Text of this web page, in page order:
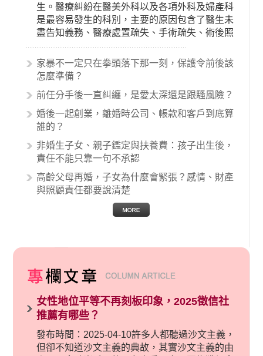
生。醫療糾紛在醫美外科以及各項外科及婦產科
是最容易發生的科別，主要的原因包含了醫生未
盡告知義務、醫療處置疏失、手術疏失、術後照
顧失當、醫療費用的收取。雖然醫學進步，但醫
生與病患之間引起的糾紛還是經常發生。很多案
例中最後都走向訴訟流程，我們如果不幸遇到相
的內容其實非常多，有些案例…
家暴不一定只在拳頭落下那一刻，保護令前後該
怎麼準備？
前任分手後一直糾纏，是愛太深還是跟騷風險？
婚後一起創業，離婚時公司、帳款和客戶到底算
誰的？
非婚生子女、親子鑑定與扶養費：孩子出生後，
責任不能只靠一句不承認
高齡父母再婚，子女為什麼會緊張？感情、財產
與照顧責任都要說清楚
女性地位平等不再刻板印象，2025徵信社
推薦有哪些？
發布時間：2025-04-10許多人都聽過沙文主義，
但卻不知道沙文主義的典故，其實沙文主義的由